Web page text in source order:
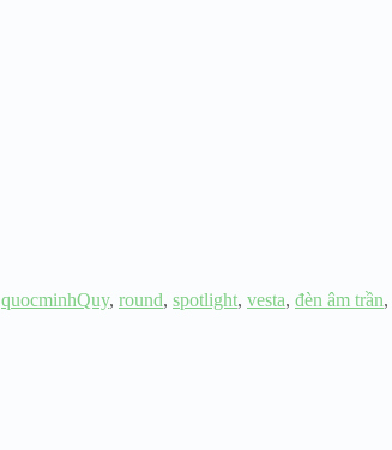
quocminhQuy, round, spotlight, vesta, đèn âm trần,